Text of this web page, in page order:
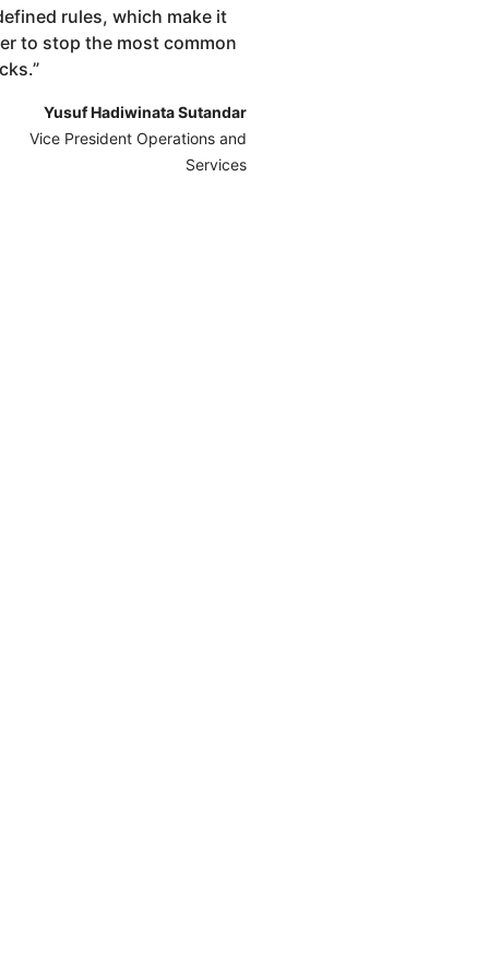
rules, which make it
to stop the most common
”
Yusuf Hadiwinata Sutandar
Vice President Operations and
Services